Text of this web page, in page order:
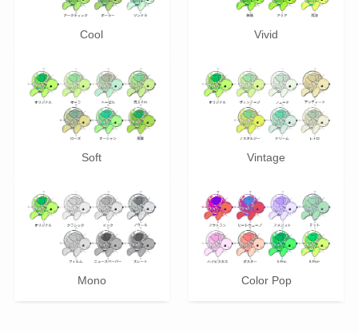
Cool Vivid
Soft Vintage
Mono Color Pop